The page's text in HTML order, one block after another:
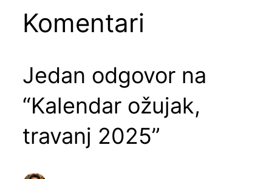
Komentari
Jedan odgovor na
“Kalendar ožujak,
travanj 2025”